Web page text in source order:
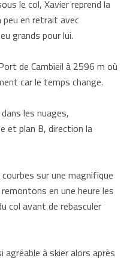
le col, Xavier reprend la
en retrait avec
grands pour lui.
de Cambieil à 2596 m où
car le temps change.
les nuages,
et plan B, direction la
sur une magnifique
en une heure les
col avant de rebasculer
à skier alors après